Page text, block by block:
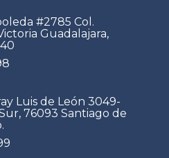
#2785 Col.
Guadalajara,
Luis de León 3049-
76093 Santiago de